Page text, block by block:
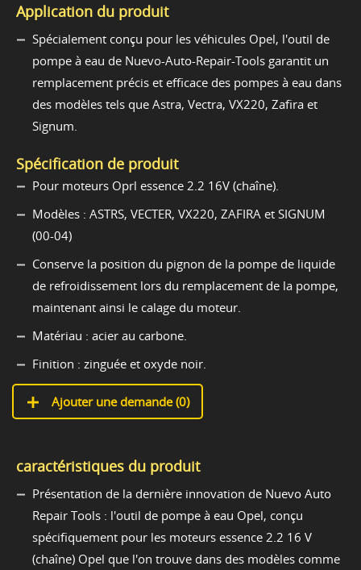
Application du produit
Spécialement conçu pour les véhicules Opel, l'outil de
pompe à eau de Nuevo-Auto-Repair-Tools garantit un
remplacement précis et efficace des pompes à eau dans
des modèles tels que Astra, Vectra, VX220, Zafira et
Signum.
Spécification de produit
Pour moteurs Oprl essence 2.2 16V (chaîne).
Modèles : ASTRS, VECTER, VX220, ZAFIRA et SIGNUM
(00-04)
Conserve la position du pignon de la pompe de liquide
de refroidissement lors du remplacement de la pompe,
maintenant ainsi le calage du moteur.
Matériau : acier au carbone.
Finition : zinguée et oxyde noir.
Ajouter une demande (0)
caractéristiques du produit
Présentation de la dernière innovation de Nuevo Auto
Repair Tools : l'outil de pompe à eau Opel, conçu
spécifiquement pour les moteurs essence 2.2 16 V
(chaîne) Opel que l'on trouve dans des modèles comme